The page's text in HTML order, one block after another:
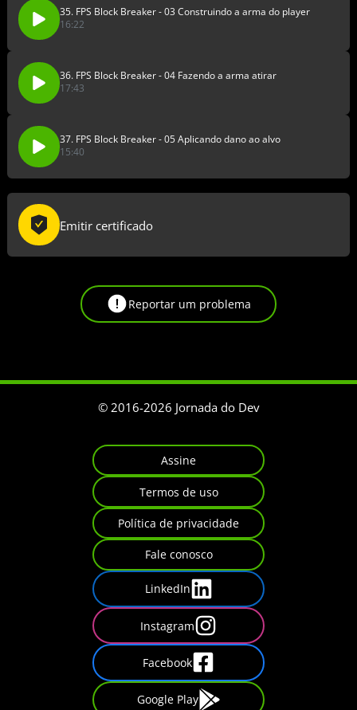
35. FPS Block Breaker - 03 Construindo a arma do player
16:22
36. FPS Block Breaker - 04 Fazendo a arma atirar
17:43
37. FPS Block Breaker - 05 Aplicando dano ao alvo
15:40
Emitir certificado
Reportar um problema
© 2016-2026 Jornada do Dev
Assine
Termos de uso
Política de privacidade
Fale conosco
LinkedIn
Instagram
Facebook
Google Play